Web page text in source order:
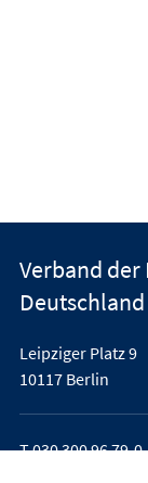
Verband
Deutschland
Leipziger Platz 9
10117 Berlin
T030 300 96 79-0